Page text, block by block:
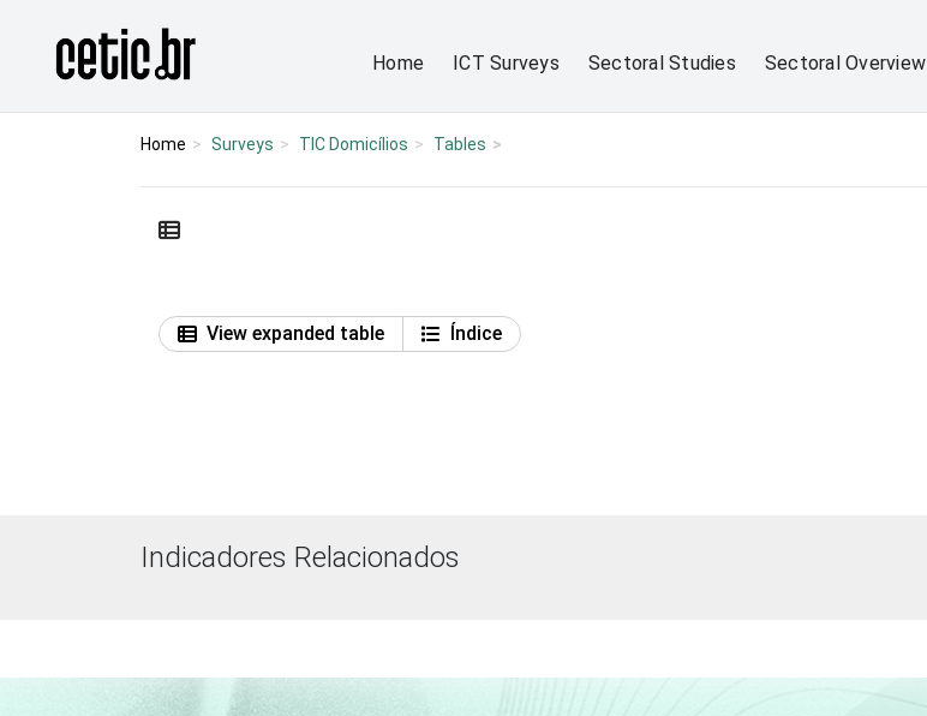
Página inicial
Home ICT Surveys Sectoral Studies Sectoral Overview
Home Surveys TIC Domicílios Tables
View expanded table Índice
Indicadores Relacionados